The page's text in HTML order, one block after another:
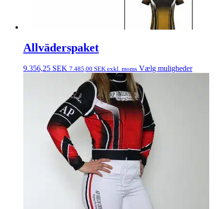
Allväderspaket
9.356,25 SEK 7.485,00 SEK exkl. moms Vælg muligheder